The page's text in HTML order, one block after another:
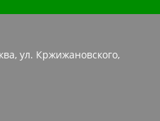
ул. Кржижановского,